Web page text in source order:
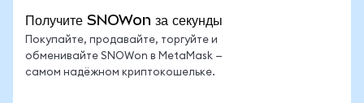
Получите SNOWon за секунды
Покупайте, продавайте, торгуйте и
обменивайте SNOWon в MetaMask —
самом надёжном криптокошельке.